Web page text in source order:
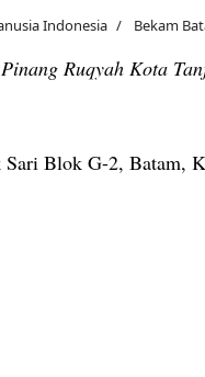
Indonesia Bekam
Ruqyah Kota
Sari Blok G-2, Batam,